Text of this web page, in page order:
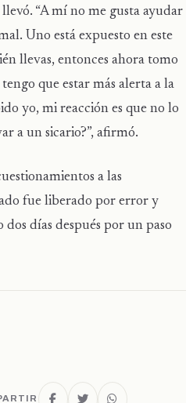
“A mí no me gusta ayudar
Uno está expuesto en este
llevas, entonces ahora tomo
que estar más alerta a la
yo, mi reacción es que no lo
a un sicario?”, afirmó.
a las
fue liberado por error y
días después por un paso